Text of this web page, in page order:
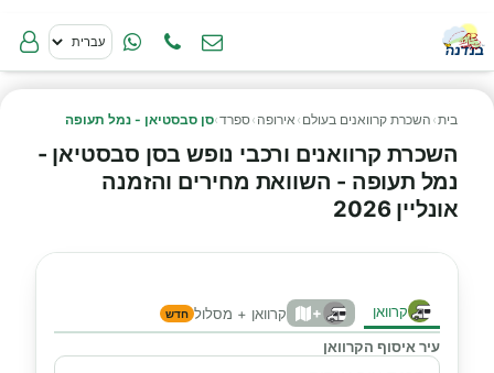
בית› השכרת קרוואנים בעולם › אירופה ›ספרד›סן סבסטיאן - נמל תעופה
השכרת קרוואנים ורכבי נופש בסן סבסטיאן -
נמל תעופה - השוואת מחירים והזמנה
אונליין 2026
קרוואן + קרוואן + מסלול חדש
עיר איסוף הקרוואן